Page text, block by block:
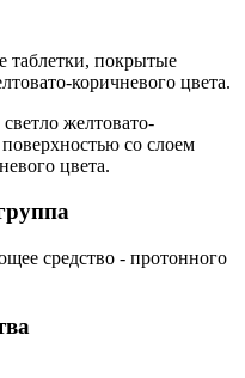
таблетки, покрытые
коричневого цвета.
желтовато-
со слоем
цвета.
средство - протонного